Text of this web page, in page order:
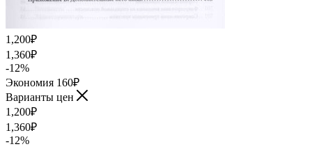
1,200₽
1,360₽
-12%
Экономия 160₽
Варианты цен
1,200₽
1,360₽
-12%